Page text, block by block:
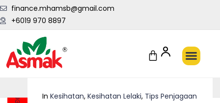
+6019 970 8897
finance.mhamsb@gmail.com
In Kesihatan, Kesihatan Lelaki, Tips Penjagaan